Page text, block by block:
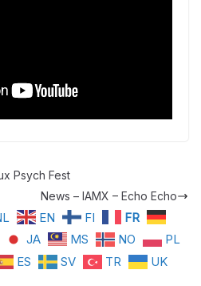
Psych Fest
News – IAMX – Echo Echo
EN FI
FR
JA MS NO
PL
ES SV TR UK